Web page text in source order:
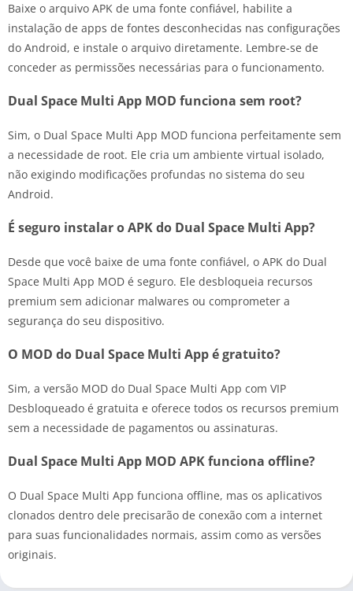
Baixe o arquivo APK de uma fonte confiável, habilite a
instalação de apps de fontes desconhecidas nas configurações
do Android, e instale o arquivo diretamente. Lembre-se de
conceder as permissões necessárias para o funcionamento.
Dual Space Multi App MOD funciona sem root?
Sim, o Dual Space Multi App MOD funciona perfeitamente sem
a necessidade de root. Ele cria um ambiente virtual isolado,
não exigindo modificações profundas no sistema do seu
Android.
É seguro instalar o APK do Dual Space Multi App?
Desde que você baixe de uma fonte confiável, o APK do Dual
Space Multi App MOD é seguro. Ele desbloqueia recursos
premium sem adicionar malwares ou comprometer a
segurança do seu dispositivo.
O MOD do Dual Space Multi App é gratuito?
Sim, a versão MOD do Dual Space Multi App com VIP
Desbloqueado é gratuita e oferece todos os recursos premium
sem a necessidade de pagamentos ou assinaturas.
Dual Space Multi App MOD APK funciona offline?
O Dual Space Multi App funciona offline, mas os aplicativos
clonados dentro dele precisarão de conexão com a internet
para suas funcionalidades normais, assim como as versões
originais.